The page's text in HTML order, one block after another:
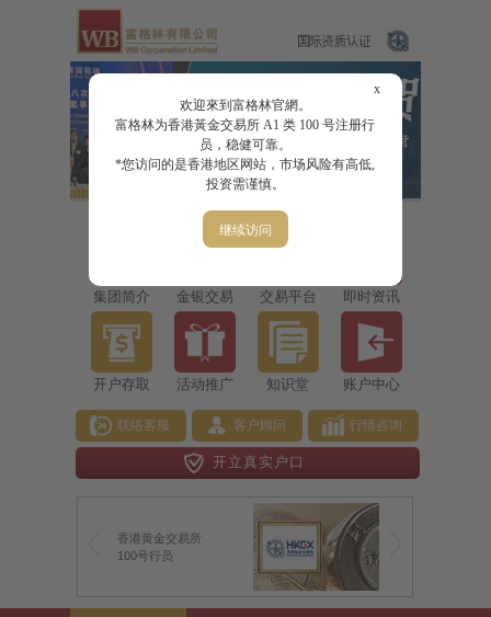
x
欢迎來到富格林官網。
富格林为香港黃金交易所 A1 类 100 号注册行
员，稳健可靠。
*您访问的是香港地区网站，市场风险有高低,
投资需谨慎。
继续访问
集团简介 金银交易 交易平台 即时资讯
开户存取 活动推广 知识堂 账户中心
联络客服 客户顾问 行情咨询
开立真实户口
香港黄金交易所
100号行员